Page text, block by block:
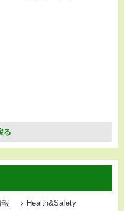
る
Health&Safety